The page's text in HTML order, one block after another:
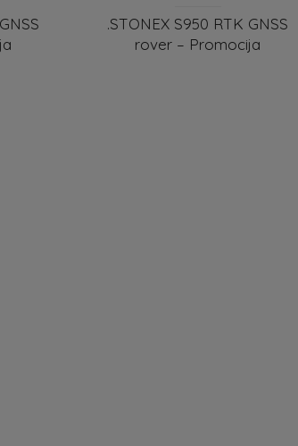
.STONEX S950 RTK GNSS
rover – Promocija